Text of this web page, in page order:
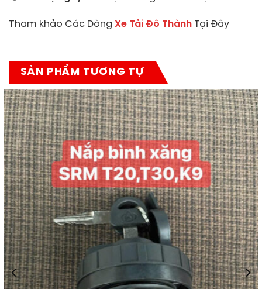
Tham khảo Các Dòng Xe Tải Đô Thành Tại Đây
SẢN PHẨM TƯƠNG TỰ